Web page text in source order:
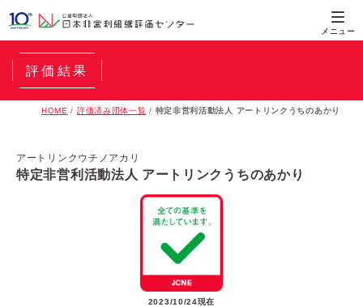
評価結果
HOME / 評価済み団体一覧 / 特定非営利活動法人 アートリンクうちのあかり
アートリンクウチノアカリ
特定非営利活動法人 アートリンクうちのあかり
2023/10/24現在